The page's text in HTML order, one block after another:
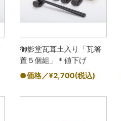
御影堂瓦葺土入り「瓦箸
置５個組」＊値下げ
●価格／¥2,700(税込)